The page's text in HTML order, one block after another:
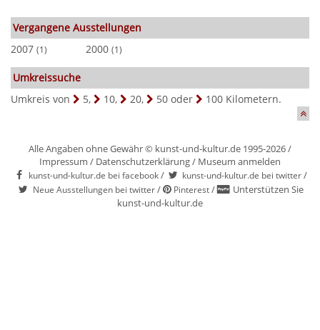
Vergangene Ausstellungen
2007 (1) 2000 (1)
Umkreissuche
Umkreis von
5, 10, 20, 50 oder 100 Kilometern.
Alle Angaben ohne Gewähr © kunst-und-kultur.de 1995-2026 /
Impressum / Datenschutzerklärung/ Museum anmelden
kunst-und-kultur.de bei facebook/ kunst-und-kultur.de bei twitter/
Neue Ausstellungen bei twitter/ Pinterest/
Unterstützen Sie
kunst-und-kultur.de